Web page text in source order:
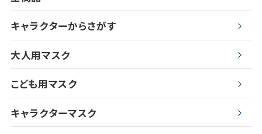
キャラクターからさがす
大人用マスク
こども用マスク
キャラクターマスク